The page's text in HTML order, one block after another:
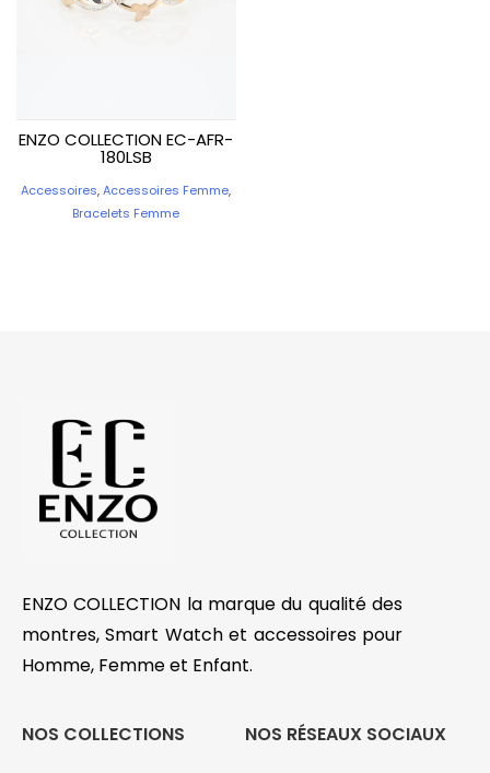
ENZO COLLECTION EC-AFR-
180LSB
Accessoires,Accessoires Femme,
Bracelets Femme
ENZO COLLECTION la marque du qualité des
montres, Smart Watch et accessoires pour
Homme, Femme et Enfant.
NOS COLLECTIONS
NOS RÉSEAUX SOCIAUX